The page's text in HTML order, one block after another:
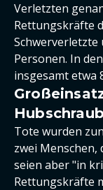
Verletzten
Rettungskräfte
Personen. In
insgesamt etwa
Tote wurden
zwei
seien aber "in
Rettungskräfte